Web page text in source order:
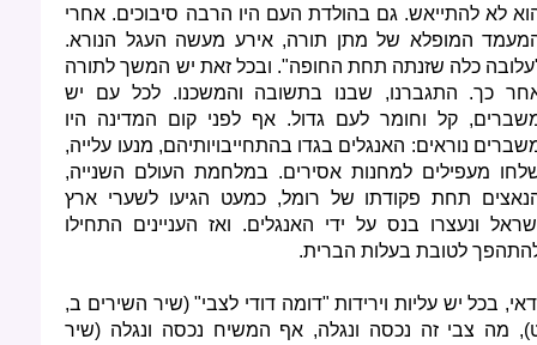
לא להתייאש. גם בהולדת העם היו הרבה סיבוכים. אחרי
המופלא של מתן תורה, אירע מעשה העגל הנורא.
כלה שזנתה תחת החופה". ובכל זאת יש המשך לתורה
כך. התגברנו, שבנו בתשובה והמשכנו. לכל עם יש
קל וחומר לעם גדול. אף לפני קום המדינה היו
נוראים: האנגלים בגדו בהתחייבויותיהם, מנעו עלייה,
מעפילים למחנות אסירים. במלחמת העולם השנייה,
תחת פקודתו של רומל, כמעט הגיעו לשערי ארץ
ונעצרו בנס על ידי האנגלים. ואז העניינים התחילו
לטובת בעלות הברית.
בכל יש עליות וירידות "דומה דודי לצבי" (שיר השירים ב,
מה צבי זה נכסה ונגלה, אף המשיח נכסה ונגלה (שיר